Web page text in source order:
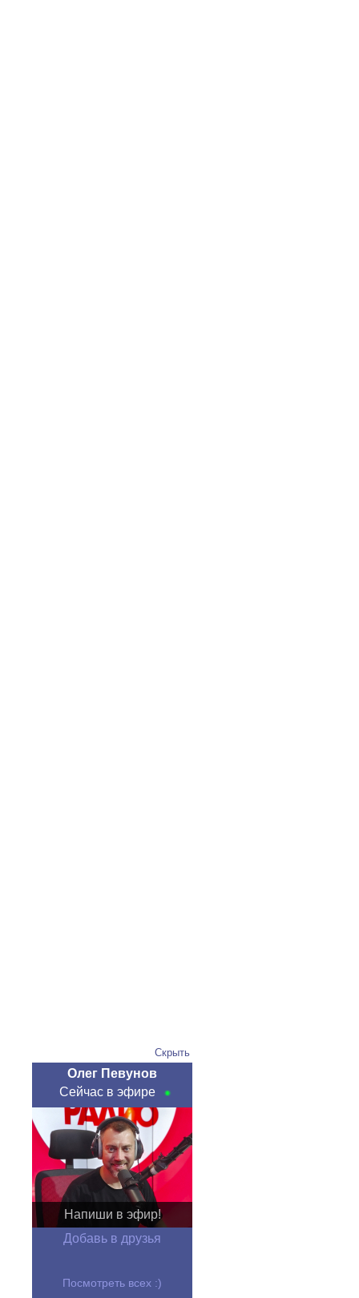
Скрыть
Олег Певунов
Сейчас в эфире
Напиши в эфир!
Добавь в друзья
Посмотреть всех :)